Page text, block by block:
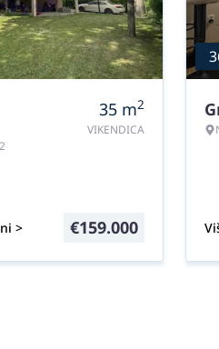
35 m2
VIKENDICA
> €159.000